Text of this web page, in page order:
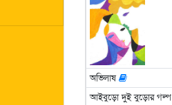
অভিলাষ
আইবুড়ো দুই বুড়োর গল্প